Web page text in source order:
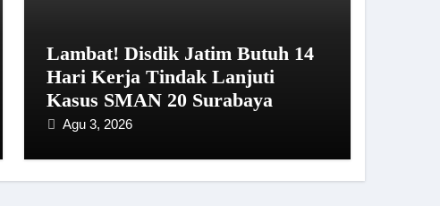
Lambat! Disdik Jatim Butuh 14
Hari Kerja Tindak Lanjuti
Kasus SMAN 20 Surabaya
Agu 3, 2026